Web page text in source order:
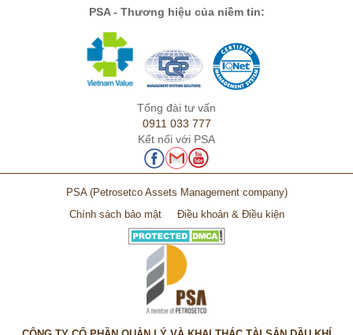
PSA - Thương hiệu của niềm tin:
Tổng đài tư vấn
0911 033 777
Kết nối với PSA
PSA (Petrosetco Assets Management company)
Chính sách bảo mật
Điều khoản & Điều kiện